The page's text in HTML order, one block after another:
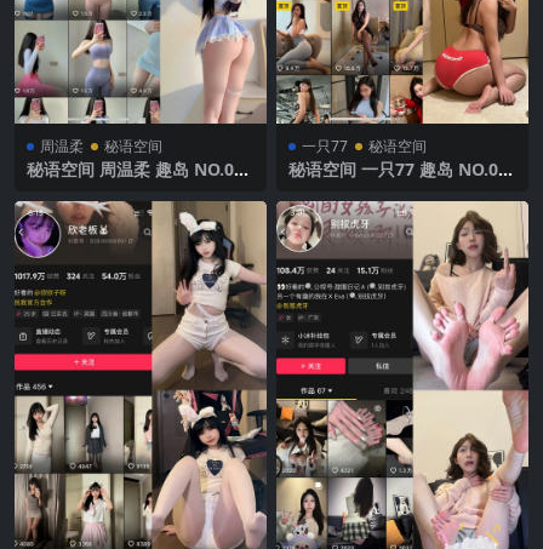
周温柔 秘语空间
秘语空间 周温柔 趣岛 NO.020
一只77 秘语空间
秘语空间 一只77 趣岛 NO.00
整版